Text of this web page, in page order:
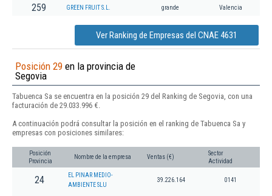
259 GREEN FRUIT S.L. grande Valencia
Ver Ranking de Empresas del CNAE 4631
Posición 29 en la provincia de
Segovia
Tabuenca Sa se encuentra en la posición 29 del Ranking de Segovia, con una
facturación de 29.033.996 €.
A continuación podrá consultar la posición en el ranking de Tabuenca Sa y
empresas con posiciones similares:
Posición
Provincia
Nombre de la empresa Ventas (€)
Sector
Actividad
24
EL PINAR MEDIO-
AMBIENTE SLU
39.226.164 0141